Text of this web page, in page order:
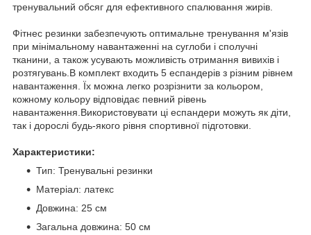
тренувальний обсяг для ефективного спалювання жирів.
Фітнес резинки забезпечують оптимальне тренування м'язів
при мінімальному навантаженні на суглоби і сполучні
тканини, а також усувають можливість отримання вивихів і
розтягувань.В комплект входить 5 еспандерів з різним рівнем
навантаження. Їх можна легко розрізнити за кольором,
кожному кольору відповідає певний рівень
навантаження.Використовувати ці еспандери можуть як діти,
так і дорослі будь-якого рівня спортивної підготовки.
Характеристики:
Тип: Тренувальні резинки
Матеріал: латекс
Довжина: 25 см
Загальна довжина: 50 см